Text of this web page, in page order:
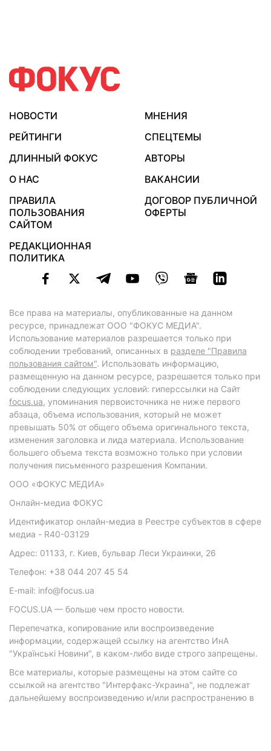
НОВОСТИ
МНЕНИЯ
РЕЙТИНГИ
СПЕЦТЕМЫ
ДЛИННЫЙ ФОКУС
АВТОРЫ
О НАС
ВАКАНСИИ
ПРАВИЛА
ПОЛЬЗОВАНИЯ
САЙТОМ
ДОГОВОР ПУБЛИЧНОЙ
ОФЕРТЫ
РЕДАКЦИОННАЯ
ПОЛИТИКА
Все права на материалы, опубликованные на данном
ресурсе, принадлежат ООО "ФОКУС МЕДИА".
Использование материалов разрешается только при
соблюдении требований, описанных в разделе "Правила
пользования сайтом". Использовать информацию,
размещенную на данном ресурсе, разрешается только при
соблюдении следующих условий: гиперссылки на Сайт
focus.ua, упоминания первоисточника не ниже первого
абзаца, объема использования, который не может
превышать 50% от общего объема оригинального текста,
изменения заголовка и лида материала. Использование
большего объема текста возможно только при условии
получения письменного разрешения Компании.
ООО «ФОКУС МЕДИА»
Онлайн-медиа ФОКУС
Идентификатор онлайн-медиа в Реестре субъектов в сфере
медиа - R40-03129
Адрес: 01133, г. Киев, бульвар Леси Украинки, 26
Телефон: +38 044 207 45 54
E-mail: info@focus.ua
FOCUS.UA — больше чем просто новости.
Перепечатка, копирование или воспроизведение
информации, содержащей ссылку на агентство ИнА
"Українські Новини", в каком-либо виде строго запрещены.
Все материалы, которые размещены на этом сайте со
ссылкой на агентство "Интерфакс-Украина", не подлежат
дальнейшему воспроизведению и/или распространению в